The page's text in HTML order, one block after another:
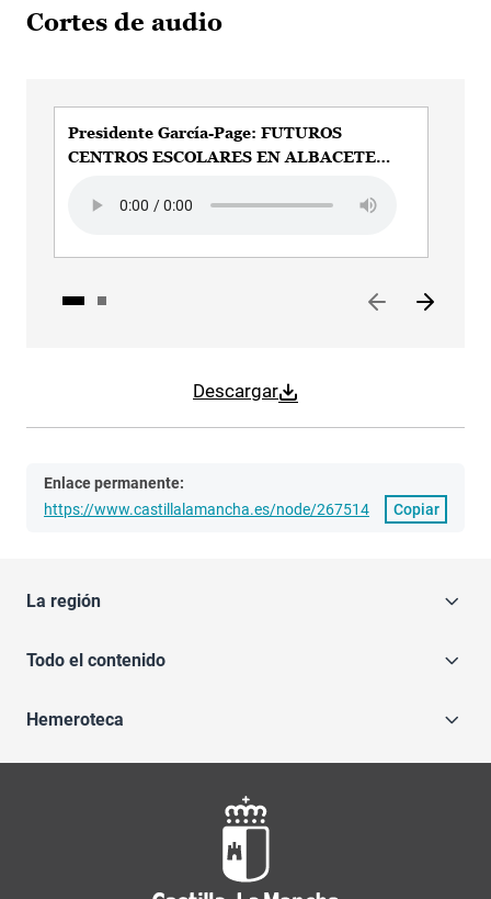
Cortes de audio
Descargar
Presidente García-Page: FUTUROS
CENTROS ESCOLARES EN ALBACETE
Enlace permanente:
https://www.castillalamancha.es/node/267514
Copiar
La región
Todo el contenido
Hemeroteca